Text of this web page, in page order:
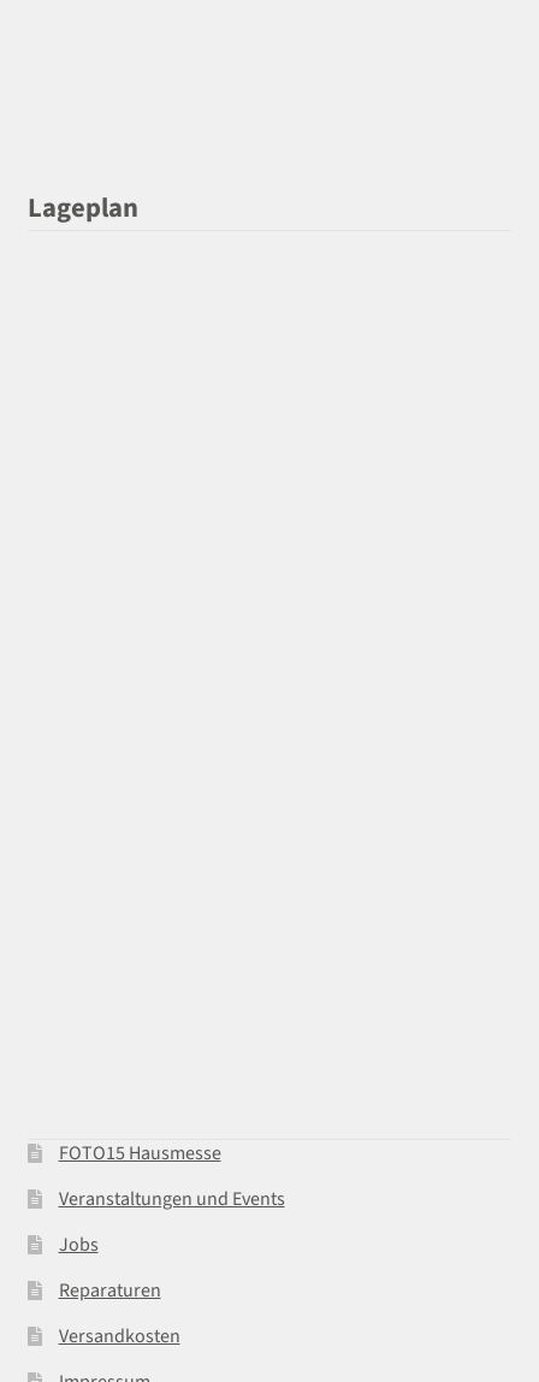
Lageplan
FOTO15 Hausmesse
Veranstaltungen und Events
Jobs
Reparaturen
Versandkosten